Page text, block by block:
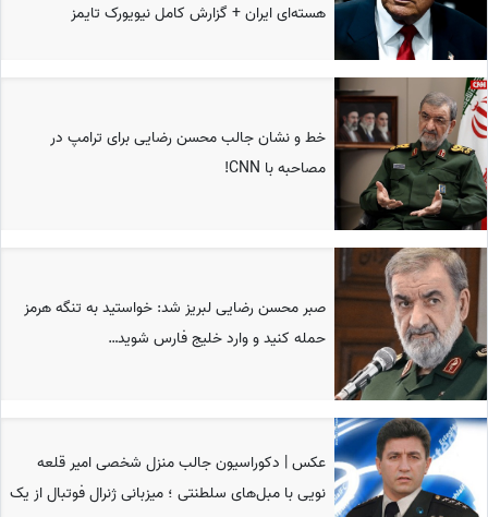
هسته‌ای ایران + گزارش کامل نیویورک تایمز
خط و نشان جالب محسن رضایی برای ترامپ در
مصاحبه با CNN!
صبر محسن رضایی لبریز شد: خواستید به تنگه هرمز
حمله کنید و وارد خلیج فارس شوید…
عکس | دکوراسیون جالب منزل شخصی امیر قلعه
نویی با مبل‌های سلطنتی ؛ میزبانی ژنرال فوتبال از یک